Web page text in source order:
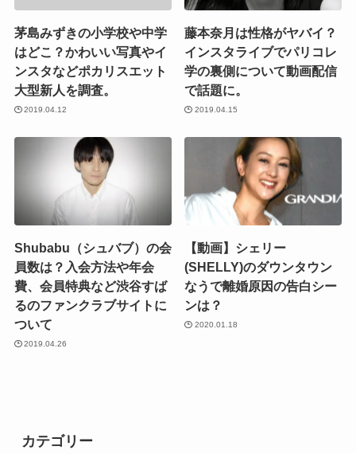
茅島みずきの小学校や中学
はどこ？かわいい写真やイ
ンスタなどポカリスエット
大型新人を調査。
2019.04.12
藤本奈月は性格がヤバイ？
インスタライブでパリコレ
学の裏側について動画配信
で話題に。
2019.04.15
Shubabu（シュバブ）の会
員数は？入会方法や年会
費、会員特典など渋谷すば
るのファンクラブサイトに
ついて
2019.04.26
【動画】シェリー
(SHELLY)のダウンタウン
なうで離婚原因の告白シー
ンは？
2020.01.18
カテゴリー